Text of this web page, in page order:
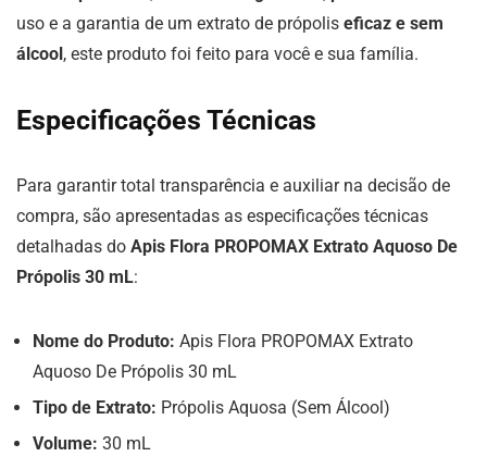
uso e a garantia de um extrato de própolis eficaz e sem
álcool, este produto foi feito para você e sua família.
Especificações Técnicas
Para garantir total transparência e auxiliar na decisão de
compra, são apresentadas as especificações técnicas
detalhadas do Apis Flora PROPOMAX Extrato Aquoso De
Própolis 30 mL:
Nome do Produto: Apis Flora PROPOMAX Extrato
Aquoso De Própolis 30 mL
Tipo de Extrato: Própolis Aquosa (Sem Álcool)
Volume: 30 mL